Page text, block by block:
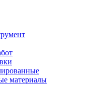
материалы